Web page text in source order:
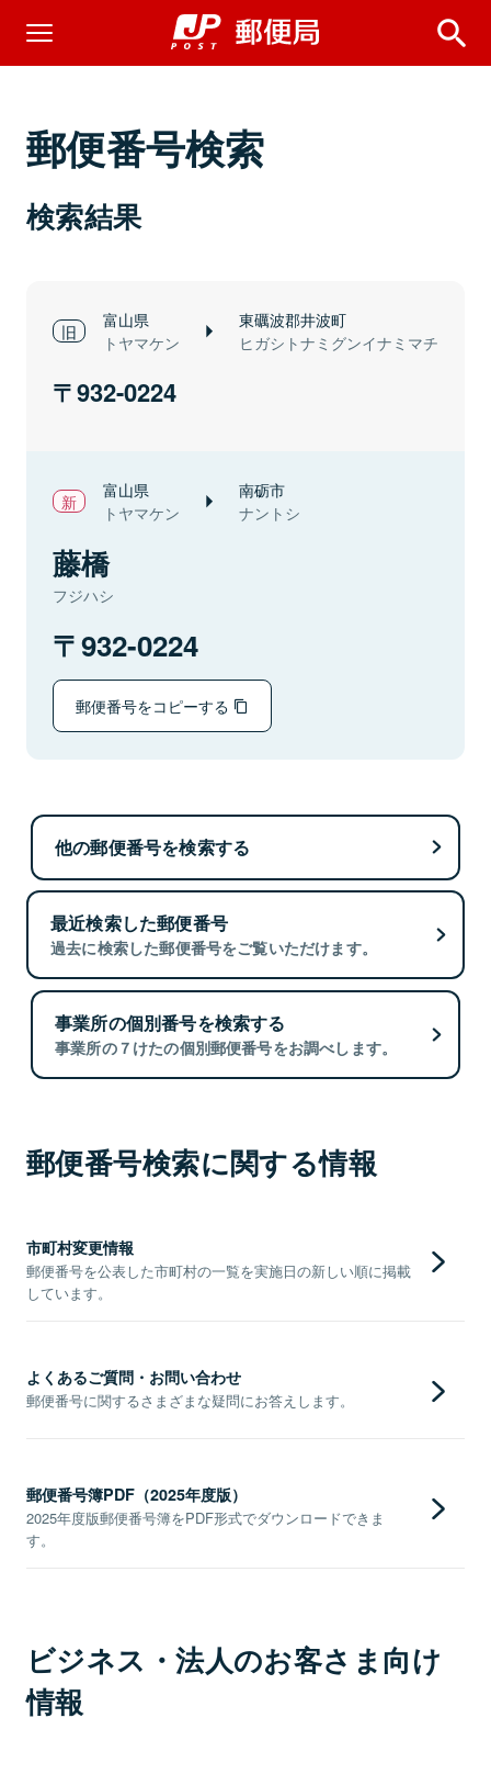
郵便番号検索
検索結果
富山県
トヤマケン
東礪波郡井波町
ヒガシトナミグンイナミマチ
932-0224
富山県
トヤマケン
南砺市
ナントシ
藤橋
フジハシ
932-0224
郵便番号をコピーする
他の郵便番号を検索する
最近検索した郵便番号
過去に検索した郵便番号をご覧いただけます。
事業所の個別番号を検索する
事業所の７けたの個別郵便番号をお調べします。
郵便番号検索に関する情報
市町村変更情報
郵便番号を公表した市町村の一覧を実施日の新しい順に掲載
しています。
よくあるご質問・お問い合わせ
郵便番号に関するさまざまな疑問にお答えします。
郵便番号簿PDF（2025年度版）
2025年度版郵便番号簿をPDF形式でダウンロードできま
す。
ビジネス・法人のお客さま向け
情報